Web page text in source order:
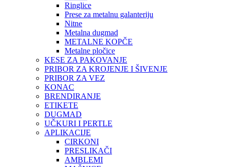
Ringlice
Prese za metalnu galanteriju
Nitne
Metalna dugmad
METALNE KOPČE
Metalne pločice
KESE ZA PAKOVANJE
PRIBOR ZA KROJENJE I ŠIVENJE
PRIBOR ZA VEZ
KONAC
BRENDIRANJE
ETIKETE
DUGMAD
UČKURI I PERTLE
APLIKACIJE
CIRKONI
PRESLIKAČI
AMBLEMI